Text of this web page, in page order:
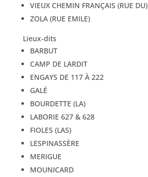
VIEUX CHEMIN FRANÇAIS (RUE DU)
ZOLA (RUE EMILE)
Lieux-dits
BARBUT
CAMP DE LARDIT
ENGAYS DE 117 À 222
GALÉ
BOURDETTE (LA)
LABORIE 627 & 628
FIOLES (LAS)
LESPINASSÈRE
MERIGUE
MOUNICARD